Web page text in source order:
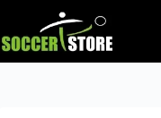
contenido